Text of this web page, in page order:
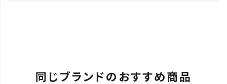
同じブランドのおすすめ商品